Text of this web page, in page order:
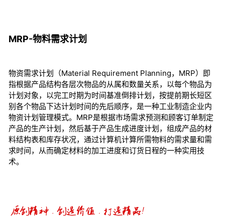
MRP-物料需求计划
物资需求计划（Material Requirement Planning，MRP）即
指根据产品结构各层次物品的从属和数量关系，以每个物品为
计划对象，以完工时期为时间基准倒排计划，按提前期长短区
别各个物品下达计划时间的先后顺序，是一种工业制造企业内
物资计划管理模式。MRP是根据市场需求预测和顾客订单制定
产品的生产计划，然后基于产品生成进度计划，组成产品的材
料结构表和库存状况，通过计算机计算所需物料的需求量和需
求时间，从而确定材料的加工进度和订货日程的一种实用技
术。